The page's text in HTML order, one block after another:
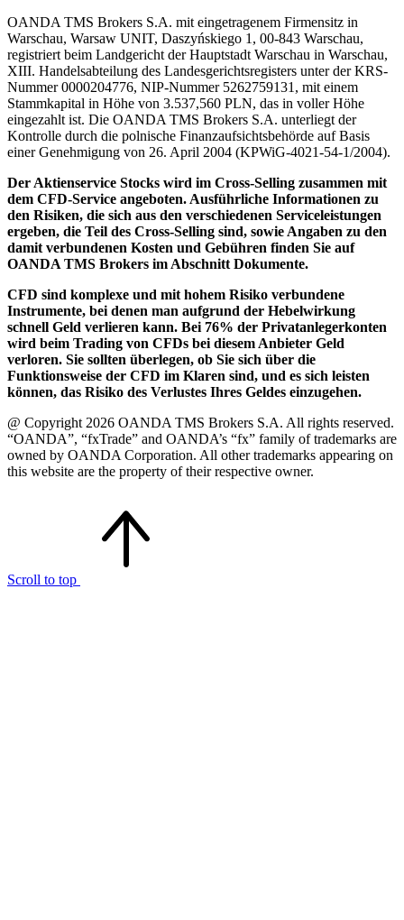
OANDA TMS Brokers S.A. mit eingetragenem Firmensitz in
Warschau, Warsaw UNIT, Daszyńskiego 1, 00-843 Warschau,
registriert beim Landgericht der Hauptstadt Warschau in Warschau,
XIII. Handelsabteilung des Landesgerichtsregisters unter der KRS-
Nummer 0000204776, NIP-Nummer 5262759131, mit einem
Stammkapital in Höhe von 3.537,560 PLN, das in voller Höhe
eingezahlt ist. Die OANDA TMS Brokers S.A. unterliegt der
Kontrolle durch die polnische Finanzaufsichtsbehörde auf Basis
einer Genehmigung von 26. April 2004 (KPWiG-4021-54-1/2004).
Der Aktienservice Stocks wird im Cross-Selling zusammen mit
dem CFD-Service angeboten. Ausführliche Informationen zu
den Risiken, die sich aus den verschiedenen Serviceleistungen
ergeben, die Teil des Cross-Selling sind, sowie Angaben zu den
damit verbundenen Kosten und Gebühren finden Sie auf
OANDA TMS Brokers im Abschnitt Dokumente.
CFD sind komplexe und mit hohem Risiko verbundene
Instrumente, bei denen man aufgrund der Hebelwirkung
schnell Geld verlieren kann. Bei 76% der Privatanlegerkonten
wird beim Trading von CFDs bei diesem Anbieter Geld
verloren. Sie sollten überlegen, ob Sie sich über die
Funktionsweise der CFD im Klaren sind, und es sich leisten
können, das Risiko des Verlustes Ihres Geldes einzugehen.
@ Copyright 2026 OANDA TMS Brokers S.A. All rights reserved.
“OANDA”, “fxTrade” and OANDA’s “fx” family of trademarks are
owned by OANDA Corporation. All other trademarks appearing on
this website are the property of their respective owner.
Scroll to top